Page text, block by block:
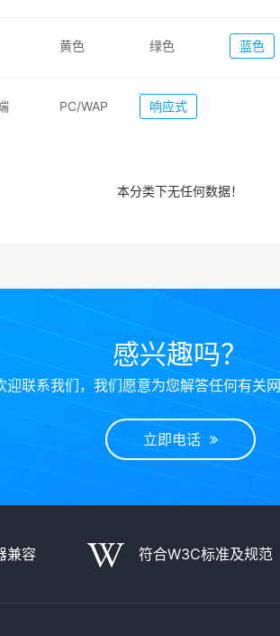
黄色 绿色 蓝色
PC/WAP 响应式
本分类下无任何数据！
感兴趣吗？
迎联系我们，我们愿意为您解答任何有关网
立即电话
兼容 符合W3C标准及规范